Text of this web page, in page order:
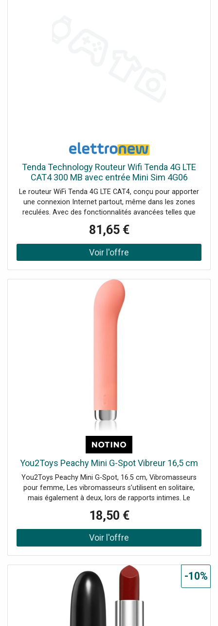
Tenda Technology Routeur Wifi Tenda 4G LTE
CAT4 300 MB avec entrée Mini Sim 4G06
Le routeur WiFi Tenda 4G LTE CAT4, conçu pour apporter
une connexion Internet partout, même dans les zones
reculées. Avec des fonctionnalités avancées telles que
magasins temporaires et les zones rurales : Fréquence Wi-
Fi : 2,4 GHz Vitesse Wi-Fi maximale : 300 Mbps
Connectivité mobile : 4G LTE Emplacement SIM : Mini SIM
Prise en charge des appareils connectés : Jusqu'à 32
réseau IMS Processeur : 880 MHz, technologie 28nm
81,65 €
You2Toys Peachy Mini G-Spot Vibreur 16,5 cm
You2Toys Peachy Mini G-Spot, 16.5 cm, Vibromasseurs
pour femme, Les vibromasseurs s’utilisent en solitaire,
mais également à deux, lors de rapports intimes. Le
moments intimes en solo, mais aussi l’amour à deux. Sa
polyvalence en fait un accessoire parfait pour votre
chambre à coucher. Le produit : destiné aux femmes
fonctionnement silencieux et moteur puissant large choix
ergonomique pour stimuler le point G corps flexible qui
s’adapte parfaitement à vos courbes conception étanche
pour des jeux sous la douche, dans le bain ou le jacuzzi
design moderne entretien facile recharge par câble USB
silicone doux au toucher velouté plastique ABS idéal pour
utilisateurs débutants et expérimentés Mode d’emploi :
18,50 €
-10%